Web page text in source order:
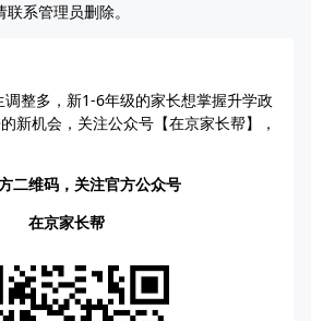
系管理员删除。
整多，新1-6年级的家长想掌握升学政
新机会，关注公众号【在京家长帮】，
二维码，关注官方公众号
在京家长帮